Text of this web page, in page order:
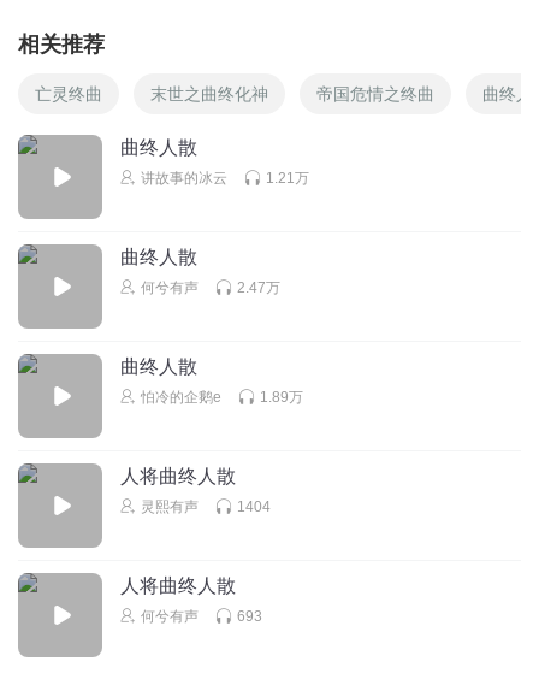
相关推荐
亡灵终曲 末世之曲终化神 帝国危情之终曲 曲终人
曲终人散
讲故事的冰云 1.21万
曲终人散
何兮有声 2.47万
曲终人散
怕冷的企鹅e 1.89万
人将曲终人散
灵熙有声 1404
人将曲终人散
何兮有声 693